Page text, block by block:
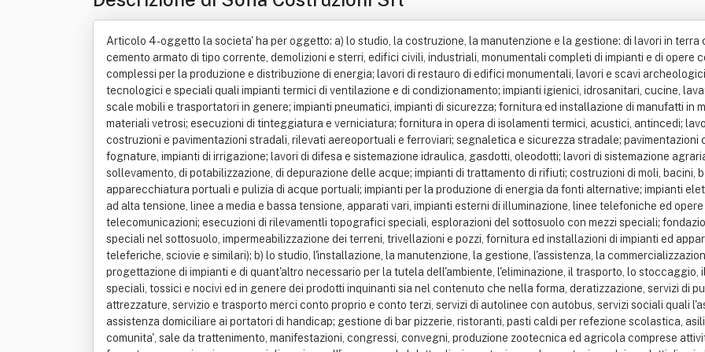
Articolo 4 - oggetto la societa' ha per oggetto: a) lo studio, la costruzione, la manutenzione e la gestione: di lavori in terra con eventuali opere connesse in muratura e cemento armato di tipo corrente, demolizioni e sterri, edifici civili, industriali, monumentali completi di impianti e di opere connesse ed accessorie, opere murarie relative ai complessi per la produzione e distribuzione di energia; lavori di restauro di edifici monumentali, lavori e scavi archeologici, opere speciali in cemento armato; impianti tecnologici e speciali quali impianti termici di ventilazione e di condizionamento; impianti igienici, idrosanitari, cucine, lavanderie, impianti per gas; impianti di ascensori, scale mobili e trasportatori in genere; impianti pneumatici, impianti di sicurezza; fornitura ed installazione di manufatti in metallo, legno, materie plastiche, materiali lapidei, materiali vetrosi; esecuzioni di tinteggiatura e verniciatura; fornitura in opera di isolamenti termici, acustici, antincedi; lavori di intonacatura e di impermeabilizzazione; costruzioni e pavimentazioni stradali, rilevati aereoportuali e ferroviari; segnaletica e sicurezza stradale; pavimentazioni con materiali speciali; lavori idraulici, acquedotti, fognature, impianti di irrigazione; lavori di difesa e sistemazione idraulica, gasdotti, oleodotti; lavori di sistemazione agraria, forestale e di verde pubblico; impianti di sollevamento, di potabilizzazione, di depurazione delle acque; impianti di trattamento di rifiuti; costruzioni di moli, bacini, banchine, lavori di dragaggio; manutenzioni di apparecchiatura portuali e pulizia di acque portuali; impianti per la produzione di energia da fonti alternative; impianti elettrici per centrali, cabine di trasformazione, linee ad alta tensione, linee a media e bassa tensione, apparati vari, impianti esterni di illuminazione, linee telefoniche ed opere connesse, carpenteria metallica, impianti di telecomunicazioni; esecuzioni di rilevamentli topografici speciali, esplorazioni del sottosuolo con mezzi speciali; fondazioni speciali; consolidamento dei terreni ed opere speciali nel sottosuolo, impermeabilizzazione dei terreni, trivellazioni e pozzi, fornitura ed installazioni di impianti ed apparati di sollevamento e trasporto (gru, filovie, teleferiche, sciovie e similari); b) lo studio, l'installazione, la manutenzione, la gestione, l'assistenza, la commercializzazione, l'organizzazione dei mezzi e dei servizi per la progettazione di impianti e di quant'altro necessario per la tutela dell'ambiente, l'eliminazione, il trasporto, lo stoccaggio, il disinquinamento, lo smaltimento dei rifiuti urbani, speciali, tossici e nocivi ed in genere dei prodotti inquinanti sia nel contenuto che nella forma, deratizzazione, servizi di pulizia, pulizia spiagge; c) noli macchinari ed attrezzature, servizio e trasporto merci conto proprio e conto terzi, servizi di autolinee con autobus, servizi sociali quali l'assistenza domiciliare agli anziani, servizi assistenza domiciliare ai portatori di handicap; gestione di bar pizzerie, ristoranti, pasti caldi per refezione scolastica, asili nido, case di riposo, di cure, ospedali, caserme, comunita', sale da trattenimento, manifestazioni, congressi, convegni, produzione zootecnica ed agricola comprese attivita' sportive ed equestre; pulizia e spurgo fognature e pozzi neri; commercializzazione all'ingrosso ed al dettaglio, importazione ed esportazione dei prodotti di cui alle tabelle merceologiche previste dalla legge 426 dell'11 giugno 1971, tabelle i - ii - iii - tv - v - vi - vii - viii - ix - x - xi - xii - xiii e xiv segnaletica stradale, materiale da costruzioni e per l'edilizia, macchine ed attrezzature per l'arredamento urbano, e per la toponomastica, articoli sportivi e macchine ed attrezzature per ufficio ed arredamenti scolastici), con rappresentanze, con e senza depositi. D) servizi integrati per la realizzazione e l'eventuale successiva gestione di interventi di risparmio ed efficienza energetica. Esercizio, in via diretta e/o attraverso societa' ed enti di partecipazione, di attivita' nel campo della ricerca, produzione, approvvigionamento, trasporto, trasformazione, distribuzione, acquisto, vendita, utilizzo e recupero delle energie, ivi inclusi i sistemi logistici integrati e la conservazione del patrimonio ambientale promuovendo anche le capacita' professionali e d'impresa esistenti sul territorio, perseguendo la riduzione ed il contenimento dell'inquinamento atmosferico e la conseguente ricerca ed approvvigionamento di tecnologie adatte allo scopo, anche mediante l'organizzazione e la gestione di corsi di formazione e convegni. La societa' per il conseguimento dello scopo sociale, si prefigge in particolare di operare, ove possibile, in veste di e. S. Co. (energy service company) secondo canoni e le filosofie indicate in sede europea, ovvero di societa' di servizi energetici, promuovere ottimizzazione dei consumi energetici mediante le tecniche dei t. P. F. (third party financing) e del p. F. (project financing) per ottenere la compressione della domanda energetica e la riduzione delle emissioni inquinanti con investimenti nulli o ridotti per i clienti; promuovere anche mediante corsi di formazione specifici, la creazione e la formazione di professionalita' nuove nel settore del risparmio energetico e tutelare le capacita' occupazionali nel settore a favore preferibilmente di pmi, aziende artigiane, cooperative di produzione o di servizi, e comunque ad imprese sotto qualsiasi forma costituite. E) la realizzazione, commercializzazione ed istallazione di colonne elettriche e punti di approvigionamento di energia, nel rispetto della normativa vigente; l'attivita' di formazione e commercializzazione di corsi di formazione anche in modalita' e-learning; la redazione di progetti volti all'ottenimento dei titoli di efficienza energetica; la redazione di progetti volti all'ottenimento dei titoli di efficienza energetica; - la promozione e realizzazione di progetti e di interventi di efficientamento energetico rivolti a soggetti pubblici e privati tramite tutti gli strumenti finanziari disponibili, ivi compreso il ftt (finanziamento tramite terzi) attraverso la stipula di adeguati contratti di servizi di energia nel rispetto delle norme vigenti; - la commercializzazione, cessione e vendita di energia elettrica e termica mediante stipula di contratti bilaterali e convenzioni con enti pubblici e privati nel rispetto delle norme vigenti; - la realizzazione di interventi nel campo energetico mirati: alla riduzione dei consumi di risorse energetiche tradizionali, fossili e/o non rinnovabili; la societa'' per il perseguimento dello scopo sociale, si prefigge in particolare di: - promuovere e realizzare l'efficientamento e l'ottimizzazione de/ consumi energetici mediante le tecniche del t. P. F. (third party financing) e del p. F. (project financing); - sviluppare, promuovere e partecipare ad accordi con i soggetti finanziari e bancari, pubblici e privati, al fine di agevolare l'accesso al credito; - promuovere e sviluppare l'accesso alle fonti di finanziamento derivanti da programmi comunitari, fondi nazionali e regionali, ivi inclusi tutti gli strumenti finanziari in accordo alla